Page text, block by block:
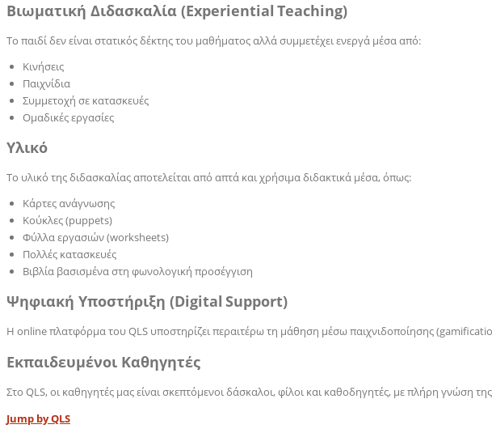
Βιωματική Διδασκαλία (Experiential Teaching)
Το παιδί δεν είναι στατικός δέκτης του μαθήματος αλλά συμμετέχει ενεργά μέσα από:
Κινήσεις
Παιχνίδια
Συμμετοχή σε κατασκευές
Ομαδικές εργασίες
Υλικό
Το υλικό της διδασκαλίας αποτελείται από απτά και χρήσιμα διδακτικά μέσα, όπως:
Κάρτες ανάγνωσης
Κούκλες (puppets)
Φύλλα εργασιών(worksheets)
Πολλές κατασκευές
Βιβλία βασισμένα στη φωνολογική προσέγγιση
Ψηφιακή Υποστήριξη (Digital Support)
Η onlineπλατφόρμα τουQLS υποστηρίζει περαιτέρω τη μάθηση μέσω παιχνιδοποίησης (
Εκπαιδευμένοι Καθηγητές
Στο QLS, οι καθηγητές μας είναι σκεπτόμενοι δάσκαλοι, φίλοι και καθοδηγητές, με πλήρη γνώση της
Jump by QLS